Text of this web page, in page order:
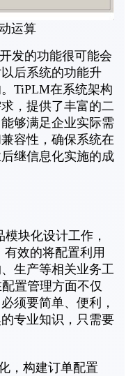
运算
发的功能很可能会
后系统的功能升
TiPLM在系统架构
，提供了丰富的二
够满足企业实际需
容性，确保系统在
继信息化实施的成
块化设计工作，
效的将配置利用
生产等相关业务工
置管理方面不仅
须要简单、便利，
专业知识，只需要
，构建订单配置